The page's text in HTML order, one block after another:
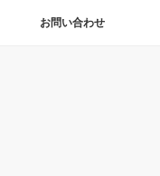
お問い合わせ